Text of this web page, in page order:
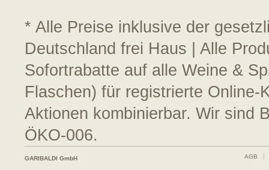
* Alle Preise inklusive der
Deutschland frei Haus | Alle
Sofortrabatte auf alle Weine &
Flaschen) für registrierte
Aktionen kombinierbar. Wir sind
ÖKO-006.
GARIBALDI GmbH AGB